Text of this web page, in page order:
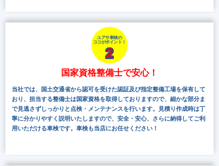
ユアサ車検の
ココがポイント！
2
国家資格整備士で安心！
当社では、国土交通省から認可を受けた認証及び指定整備工場を保有して
おり、担当する整備士は国家資格を取得しておりますので、細かな部分ま
で見逃さずしっかりと点検・メンテナンスを行います。見積り作成時は丁
寧に分かりやすく説明いたしますので、安全・安心、さらに納得してご利
用いただける車検です。車検も当店にお任せください！